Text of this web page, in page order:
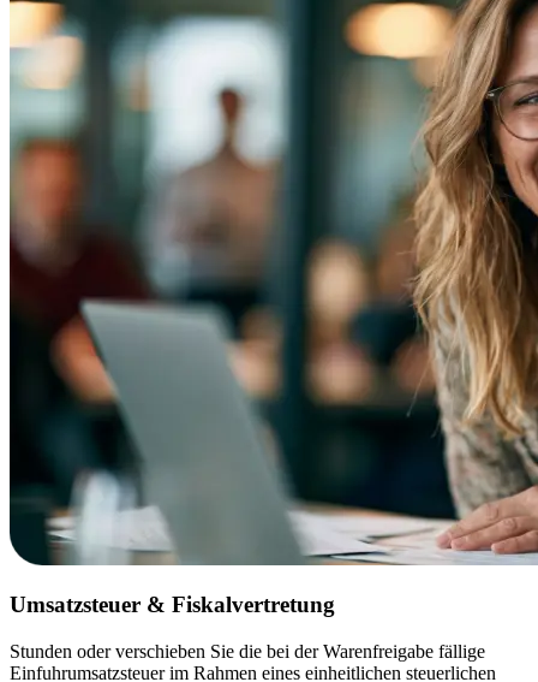
Umsatzsteuer & Fiskalvertretung
Stunden oder verschieben Sie die bei der Warenfreigabe fällige
Einfuhrumsatzsteuer im Rahmen eines einheitlichen steuerlichen